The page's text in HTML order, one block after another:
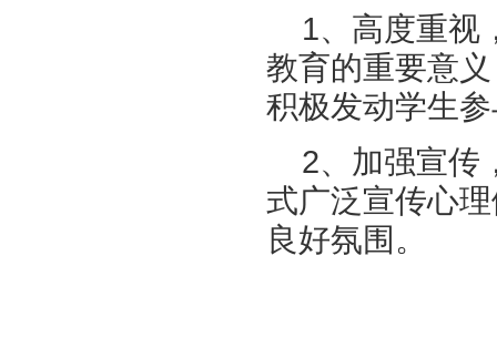
1、高度重视
教育的重要意
积极发动学生
2、加强宣传
式广泛宣传心
良好氛围。